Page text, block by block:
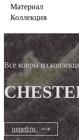
Материал
Коллекция
Все ковры из
перейти